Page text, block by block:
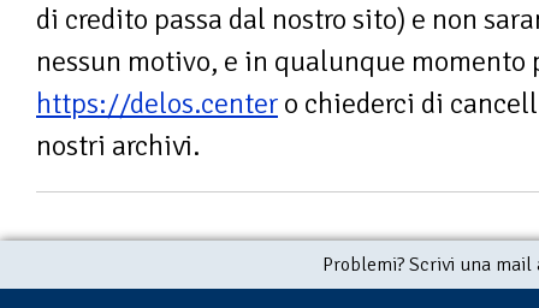
di credito passa dal nostro sito) e non
nessun motivo, e in qualunque
https://delos.center o chiederci di
nostri archivi.
Problemi? Scrivi una